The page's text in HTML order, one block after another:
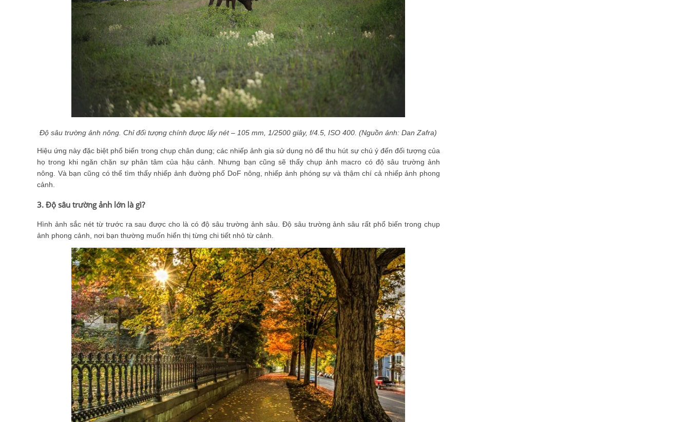
Độ sâu trường ảnh nông. Chỉ đối tượng chính được lấy nét – 105 mm, 1/2500 giây, f/4.5, ISO 400. (Nguồn ảnh: Dan Zafra)
Hiệu ứng này đặc biệt phổ biến trong chụp chân dung; các nhiếp ảnh gia sử dụng nó để thu hút sự chú ý đến đối tượng của
họ trong khi ngăn chặn sự phân tâm của hậu cảnh. Nhưng bạn cũng sẽ thấy chụp ảnh macro có độ sâu trường ảnh
nông. Và bạn cũng có thể tìm thấy nhiếp ảnh đường phố DoF nông, nhiếp ảnh phóng sự và thậm chí cả nhiếp ảnh phong
cảnh.
3. Độ sâu trường ảnh lớn là gì?
Hình ảnh sắc nét từ trước ra sau được cho là có độ sâu trường ảnh sâu. Độ sâu trường ảnh sâu rất phổ biến trong chụp
ảnh phong cảnh, nơi bạn thường muốn hiển thị từng chi tiết nhỏ từ cảnh.